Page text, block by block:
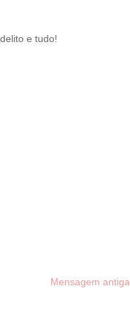
e tudo!
Mensagem antiga